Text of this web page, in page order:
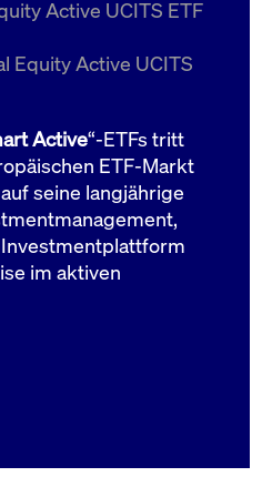
Active UCITS ETF
Equity Active UCITS
Active“-ETFs tritt
ETF-Markt
seine langjährige
im aktiven
boerse.com
Domain
bis